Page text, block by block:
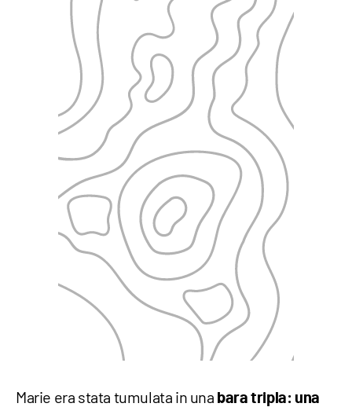
Marie era stata tumulata in una bara tripla: una